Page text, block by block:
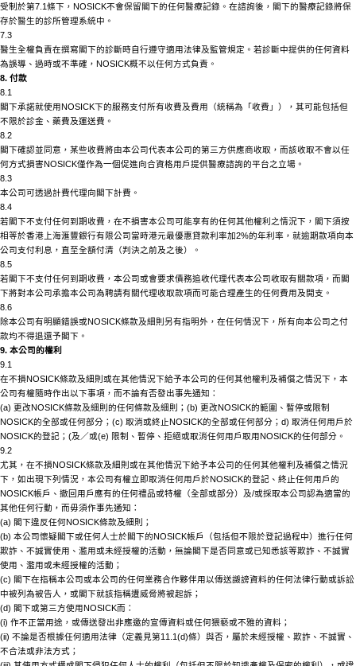
受制於第7.1條下， NOSICK不會保留閣下的任何醫療記錄。在諮詢後，閣下的醫療記錄將保
存於醫生的診所管理系統中。
7.3
醫生全權負責在撰寫閣下的診斷時自行遵守適用法律及監管規定。若診斷中提供的任何資料
為誤導、過時或不準確， NOSICK概不以任何方式負責。
8. 付款
8.1
閣下承諾就使用NOSICK下的服務支付所有收費及費用（統稱為「收費」），其可能包括但
不限於診金、藥費及運送費。
8.2
閣下確認並同意，某些收費將由本公司代表本公司的第三方供應商收取，而該收取不會以任
何方式損害NOSICK僅作為一個促進向合資格用戶提供醫療諮詢的平台之立場。
8.3
本公司可透過計費代理向閣下計費。
8.4
若閣下不支付任何到期收費，在不損害本公司可能享有的任何其他權利之情況下，閣下須按
相等於香港上海滙豐銀行有限公司當時港元最優惠貸款利率加2%的年利率，就逾期款項向本
公司支付利息，直至全額付清（判決之前及之後）。
8.5
若閣下不支付任何到期收費，本公司或會要求債務追收代理代表本公司收取有關款項，而閣
下將對本公司承擔本公司為聘請有關代理收取款項而可能合理產生的任何費用及開支。
8.6
除本公司有明顯錯誤或NOSICK條款及細則另有指明外，在任何情況下，所有向本公司之付
款均不得退還予閣下。
9. 本公司的權利
9.1
在不損NOSICK條款及細則或在其他情況下給予本公司的任何其他權利及補償之情況下，本
公司有權隨時作出以下事項，而不論有否發出事先通知：
(a) 更改NOSICK條款及細則的任何條款及細則； (b) 更改NOSICK的範圍、暫停或限制
NOSICK的全部或任何部分； (c) 取消或終止NOSICK的全部或任何部分； d) 取消任何用戶於
NOSICK的登記； (及／或(e) 限制、暫停、拒絕或取消任何用戶取用NOSICK的任何部分。
9.2
尤其，在不損NOSICK條款及細則或在其他情況下給予本公司的任何其他權利及補償之情況
下，如出現下列情況，本公司有權立即取消任何用戶於NOSICK的登記、終止任何用戶的
NOSICK帳戶、撤回用戶應有的任何禮品或特權（全部或部分）及/或採取本公司認為適當的
其他任何行動，而毋須作事先通知：
(a) 閣下違反任何NOSICK條款及細則；
(b) 本公司懷疑閣下或任何人士於閣下的NOSICK帳戶（包括但不限於登記過程中）進行任何
欺詐、不誠實使用、濫用或未經授權的活動，無論閣下是否同意或已知悉該等欺詐、不誠實
使用、濫用或未經授權的活動；
(c) 閣下在指稱本公司或本公司的任何業務合作夥伴用以傳送譭謗資料的任何法律行動或訴訟
中被列為被告人，或閣下就該指稱遭威脅將被起訴；
(d) 閣下或第三方使用NOSICK而：
(i) 作不正當用途，或傳送發出非應邀的宣傳資料或任何猥褻或不雅的資料；
(ii) 不論是否根據任何適用法律（定義見第11.1(d)條）與否，屬於未經授權、欺詐、不誠實、
不合法或非法方式；